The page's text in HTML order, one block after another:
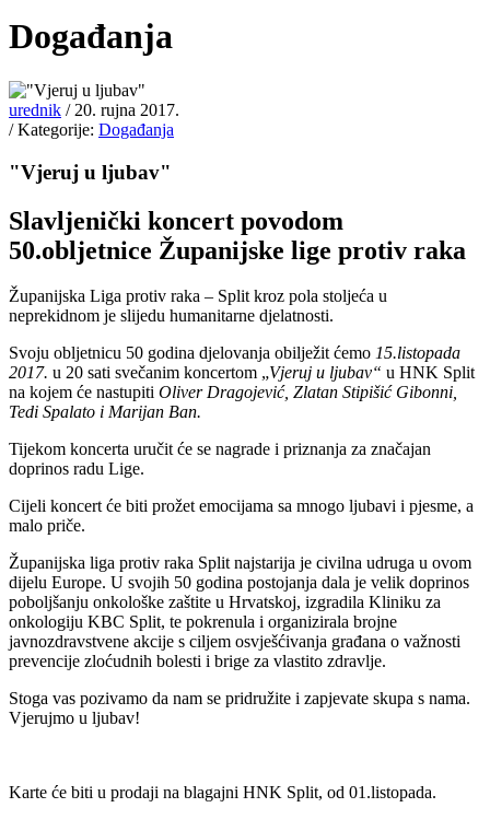
Događanja
urednik / 20. rujna 2017.
/ Kategorije: Događanja
"Vjeruj u ljubav"
Slavljenički koncert povodom
50.obljetnice Županijske lige protiv raka
Županijska Liga protiv raka – Split kroz pola stoljeća u
neprekidnom je slijedu humanitarne djelatnosti.
Svoju obljetnicu 50 godina djelovanja obilježit ćemo 15.listopada
2017. u 20 sati svečanim koncertom „Vjeruj u ljubav“ u HNK Split
na kojem će nastupiti Oliver Dragojević, Zlatan Stipišić Gibonni,
Tedi Spalato i Marijan Ban.
Tijekom koncerta uručit će se nagrade i priznanja za značajan
doprinos radu Lige.
Cijeli koncert će biti prožet emocijama sa mnogo ljubavi i pjesme, a
malo priče.
Županijska liga protiv raka Split najstarija je civilna udruga u ovom
dijelu Europe. U svojih 50 godina postojanja dala je velik doprinos
poboljšanju onkološke zaštite u Hrvatskoj, izgradila Kliniku za
onkologiju KBC Split, te pokrenula i organizirala brojne
javnozdravstvene akcije s ciljem osvješćivanja građana o važnosti
prevencije zloćudnih bolesti i brige za vlastito zdravlje.
Stoga vas pozivamo da nam se pridružite i zapjevate skupa s nama.
Vjerujmo u ljubav!
Karte će biti u prodaji na blagajni HNK Split, od 01.listopada.